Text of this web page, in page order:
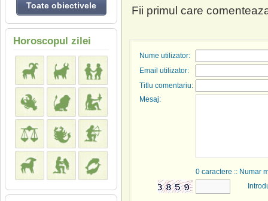
Toate obiectivele
Horoscopul zilei
Fii primul care
Nume utilizator:
Email utilizator:
Titlu comentariu:
Mesaj:
0 caractere :: Numar